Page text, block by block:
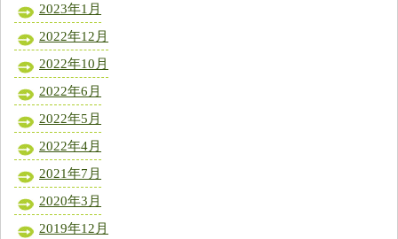
2023年1月
2022年12月
2022年10月
2022年6月
2022年5月
2022年4月
2021年7月
2020年3月
2019年12月